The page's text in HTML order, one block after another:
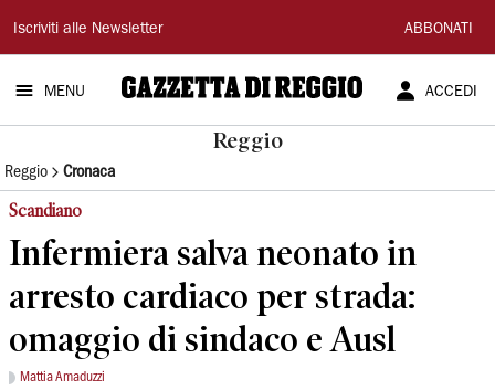
Gazzetta
di
Reggio
Iscriviti alle Newsletter ABBONATI
MENU ACCEDI
Reggio
Reggio Cronaca
Scandiano
Infermiera salva neonato in
arresto cardiaco per strada:
omaggio di sindaco e Ausl
Mattia Amaduzzi